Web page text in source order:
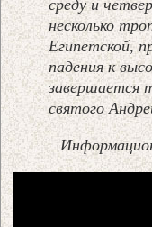
среду и
несколько
Египетской,
падения к
завершается
святого